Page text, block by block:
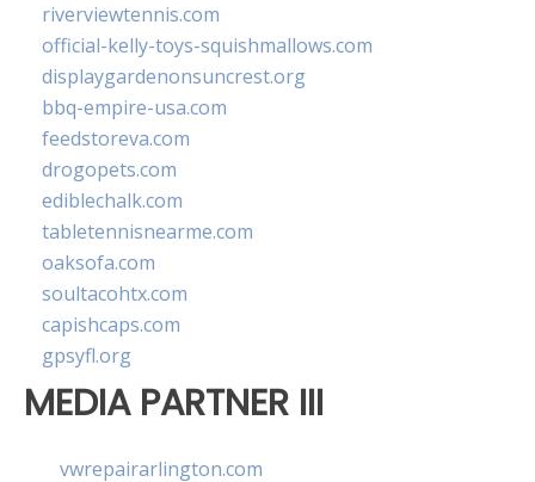
riverviewtennis.com
official-kelly-toys-squishmallows.com
displaygardenonsuncrest.org
bbq-empire-usa.com
feedstoreva.com
drogopets.com
ediblechalk.com
tabletennisnearme.com
oaksofa.com
soultacohtx.com
capishcaps.com
gpsyfl.org
MEDIA PARTNER III
vwrepairarlington.com